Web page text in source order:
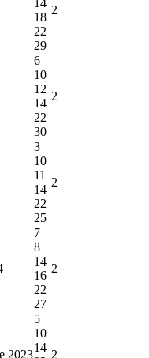
18
22
29
2
6
10
12
14
22
30
2
3
10
11
14
22
25
2
7
8
14
16
22
27
2
2023
5
10
14
2